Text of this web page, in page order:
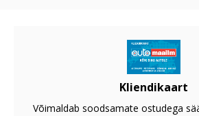
Kliendikaart
Võimaldab soodsamate ostudega